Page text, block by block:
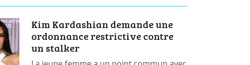
Kim Kardashian demande une
ordonnance restrictive contre
un stalker